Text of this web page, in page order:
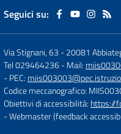
Seguici su:
Via Stignani, 63 -20081
Tel 029464236- Mail:
- PEC:
Codice meccanografico:
Obiettivi di accessibilità: https://
- Webmaster (feedback